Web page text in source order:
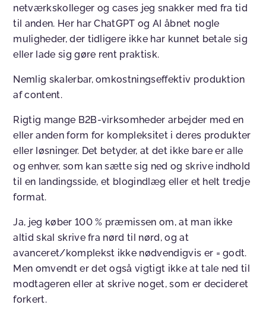
netværkskolleger og cases jeg snakker med fra tid
til anden. Her har ChatGPT og AI åbnet nogle
muligheder, der tidligere ikke har kunnet betale sig
eller lade sig gøre rent praktisk.
Nemlig skalerbar, omkostningseffektiv produktion
af content.
Rigtig mange B2B-virksomheder arbejder med en
eller anden form for kompleksitet i deres produkter
eller løsninger. Det betyder, at det ikke bare er alle
og enhver, som kan sætte sig ned og skrive indhold
til en landingsside, et blogindlæg eller et helt tredje
format.
Ja, jeg køber 100 % præmissen om, at man ikke
altid skal skrive fra nørd til nørd, og at
avanceret/komplekst ikke nødvendigvis er = godt.
Men omvendt er det også vigtigt ikke at tale ned til
modtageren eller at skrive noget, som er decideret
forkert.